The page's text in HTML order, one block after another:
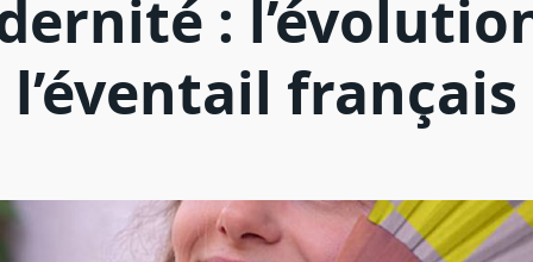
:
l’éventail français